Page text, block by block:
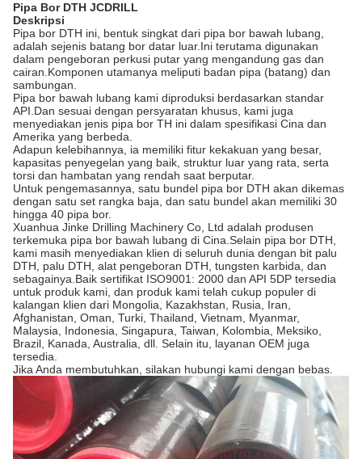
Pipa Bor DTH JCDRILL
Deskripsi
Pipa bor DTH ini, bentuk singkat dari pipa bor bawah lubang,
adalah sejenis batang bor datar luar.Ini terutama digunakan
dalam pengeboran perkusi putar yang mengandung gas dan
cairan.Komponen utamanya meliputi badan pipa (batang) dan
sambungan.
Pipa bor bawah lubang kami diproduksi berdasarkan standar
API.Dan sesuai dengan persyaratan khusus, kami juga
menyediakan jenis pipa bor TH ini dalam spesifikasi Cina dan
Amerika yang berbeda.
Adapun kelebihannya, ia memiliki fitur kekakuan yang besar,
kapasitas penyegelan yang baik, struktur luar yang rata, serta
torsi dan hambatan yang rendah saat berputar.
Untuk pengemasannya, satu bundel pipa bor DTH akan dikemas
dengan satu set rangka baja, dan satu bundel akan memiliki 30
hingga 40 pipa bor.
Xuanhua Jinke Drilling Machinery Co, Ltd adalah produsen
terkemuka pipa bor bawah lubang di Cina.Selain pipa bor DTH,
kami masih menyediakan klien di seluruh dunia dengan bit palu
DTH, palu DTH, alat pengeboran DTH, tungsten karbida, dan
sebagainya.Baik sertifikat ISO9001: 2000 dan API 5DP tersedia
untuk produk kami, dan produk kami telah cukup populer di
kalangan klien dari Mongolia, Kazakhstan, Rusia, Iran,
Afghanistan, Oman, Turki, Thailand, Vietnam, Myanmar,
Malaysia, Indonesia, Singapura, Taiwan, Kolombia, Meksiko,
Brazil, Kanada, Australia, dll. Selain itu, layanan OEM juga
tersedia.
Jika Anda membutuhkan, silakan hubungi kami dengan bebas.